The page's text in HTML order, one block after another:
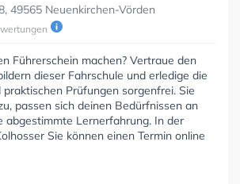
49565 Neuenkirchen-Vörden
Führerschein machen? Vertraue den
dieser Fahrschule und erledige die
Prüfungen sorgenfrei. Sie
passen sich deinen Bedürfnissen an
abgestimmte Lernerfahrung. In der
Sie können einen Termin online